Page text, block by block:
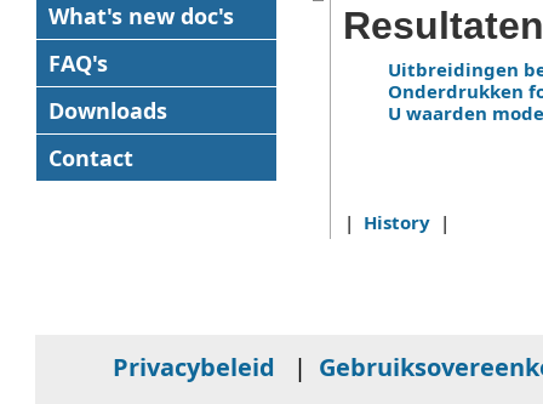
What's new doc's
FAQ's
Downloads
Contact
Uitbreidingen
Onderdrukken
U waarden
| History |
Privacybeleid |